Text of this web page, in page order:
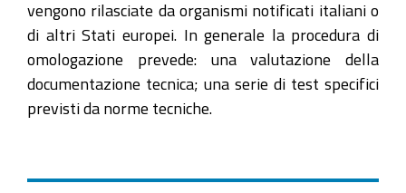
vengono rilasciate da organismi notificati italiani o
di altri Stati europei. In generale la procedura di
omologazione prevede: una valutazione della
documentazione tecnica; una serie di test specifici
previsti da norme tecniche.